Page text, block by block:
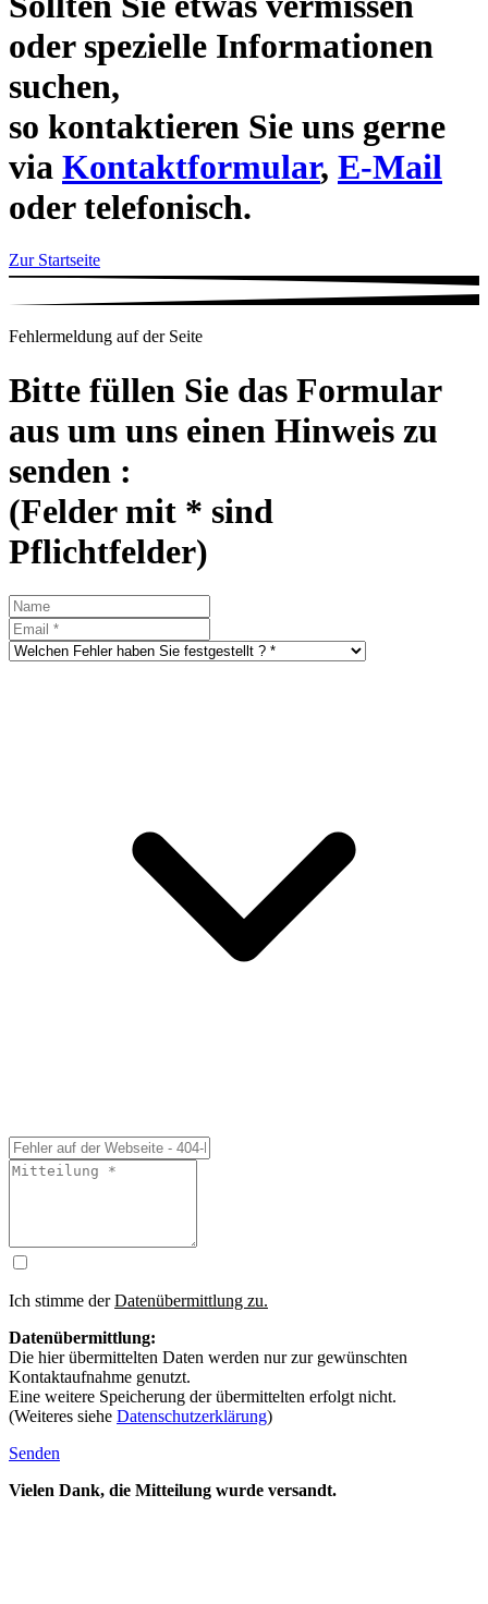
oder spezielle Informationen
suchen,
so kontaktieren Sie uns gerne
via Kontaktformular, E-Mail
oder telefonisch.
Zur Startseite
Fehlermeldung auf der Seite
Bitte füllen Sie das Formular
aus um uns einen Hinweis zu
senden :
(Felder mit * sind
Pflichtfelder)
Ich stimme derDatenübermittlung zu.
Datenübermittlung:
Die hier übermittelten Daten werden nur zur gewünschten
Kontaktaufnahme genutzt.
Eine weitere Speicherung der übermittelten erfolgt nicht.
(Weiteres siehe Datenschutzerklärung)
Senden
Vielen Dank, die Mitteilung wurde versandt.